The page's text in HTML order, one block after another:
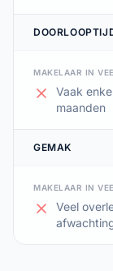
MAKELAAR IN
Vaak
maanden
GEMAK
MAKELAAR IN
Veel